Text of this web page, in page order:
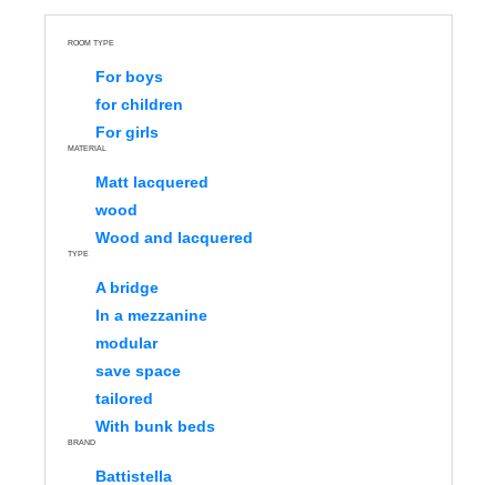
ROOM TYPE
For boys
for children
For girls
MATERIAL
Matt lacquered
wood
Wood and lacquered
TYPE
A bridge
In a mezzanine
modular
save space
tailored
With bunk beds
BRAND
Battistella